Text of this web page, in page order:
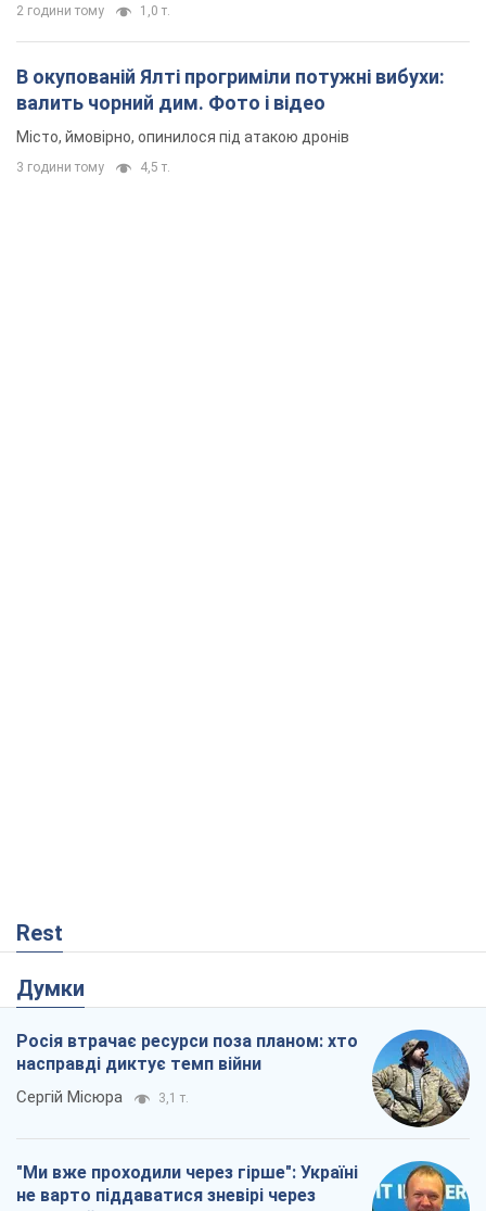
українській армії
2 години тому 1,0 т.
В окупованій Ялті прогриміли потужні вибухи:
валить чорний дим. Фото і відео
Rest
Думки
Росія втрачає ресурси поза планом: хто
Сергій Місюра 3,1 т.